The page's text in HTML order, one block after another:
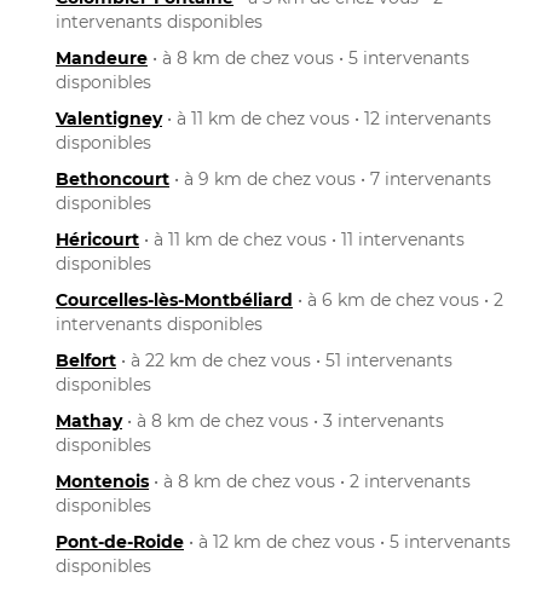
intervenants disponibles
Mandeure • à 8 km de chez vous • 5 intervenants
disponibles
Valentigney• à 11 km de chez vous • 12 intervenants
disponibles
Bethoncourt • à 9 km de chez vous • 7 intervenants
disponibles
Héricourt • à 11 km de chez vous • 11 intervenants
disponibles
Courcelles-lès-Montbéliard • à 6 km de chez vous • 2
intervenants disponibles
Belfort • à 22 km de chez vous • 51 intervenants
disponibles
Mathay• à 8 km de chez vous • 3 intervenants
disponibles
Montenois • à 8 km de chez vous • 2 intervenants
disponibles
Pont-de-Roide • à 12 km de chez vous • 5 intervenants
disponibles